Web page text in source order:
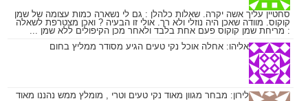
סחטיין עליך אשה יקרה. שאלות כלהלן : גם לי נשארה כמות עצומה של שמן
קוקוס. מוודה שאכן היה נוזלי ולא רך. אולי זו הבעיה ? ואכן מצטרפת לשאלה
: מריחת שמן קוקוס פעם אחת בלבד ולאחר מכן הקיפולים ללא שמן ...
אליהו: אחלה אוכל נקי טעים הגיע מסודר ממליץ בחום
לירון: מבחר מגוון מאוד נקי טעים וטרי , מומלץ ממש נהננו מאוד